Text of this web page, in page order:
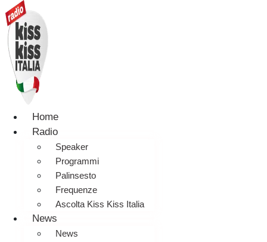
Home
Radio
Speaker
Programmi
Palinsesto
Frequenze
Ascolta Kiss Kiss Italia
News
News